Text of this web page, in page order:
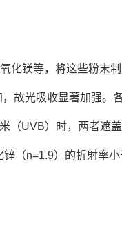
化镁等，将这些粉末
故光吸收显著加强。
（UVB）时，两者遮
（n=1.9）的折射率